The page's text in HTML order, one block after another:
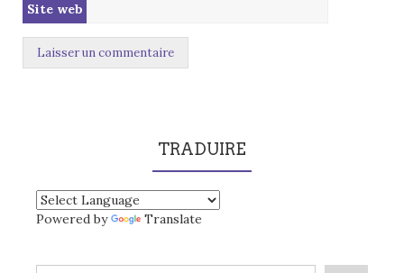
Site web
TRADUIRE
Powered by Translate